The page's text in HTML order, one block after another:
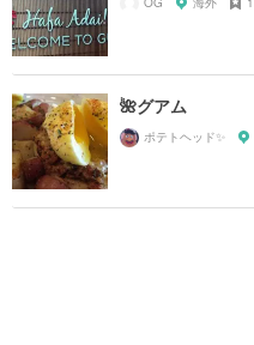
🌺グアム
ポテトヘッド✨